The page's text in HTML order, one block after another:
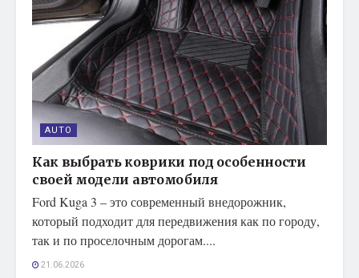
AUTO
Как выбрать коврики под особенности
своей модели автомобиля
Ford Kuga 3 – это современный внедорожник,
который подходит для передвижения как по городу,
так и по проселочным дорогам....
21.06.2026